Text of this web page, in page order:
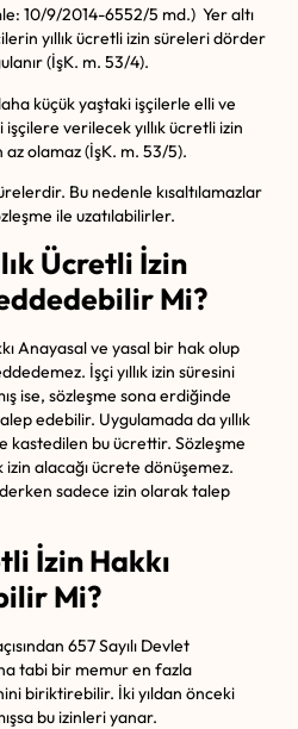
10/9/2014-6552/5 md.) Yer altı
yıllık ücretli izin süreleri dörder
(İşK. m. 53/4).
küçük yaştaki işçilerle elli ve
verilecek yıllık ücretli izin
olamaz (İşK. m. 53/5).
Bu nedenle kısaltılamazlar
ile uzatılabilirler.
Ücretli İzin
Mi?
Anayasal ve yasal bir hak olup
İşçi yıllık izin süresini
ise, sözleşme sona erdiğinde
edebilir. Uygulamada da yıllık
kastedilen bu ücrettir. Sözleşme
izin alacağı ücrete dönüşemez.
sadece izin olarak talep
İzin Hakkı
Mi?
657 Sayılı Devlet
tabi bir memur en fazla
biriktirebilir. İki yıldan önceki
bu izinleri yanar.